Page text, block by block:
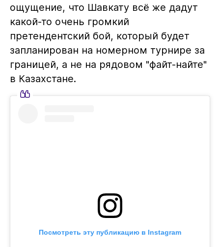
ощущение, что Шавкату всё же дадут
какой-то очень громкий
претендентский бой, который будет
запланирован на номерном турнире за
границей, а не на рядовом "файт-найте"
в Казахстане.
Посмотреть эту публикацию в Instagram